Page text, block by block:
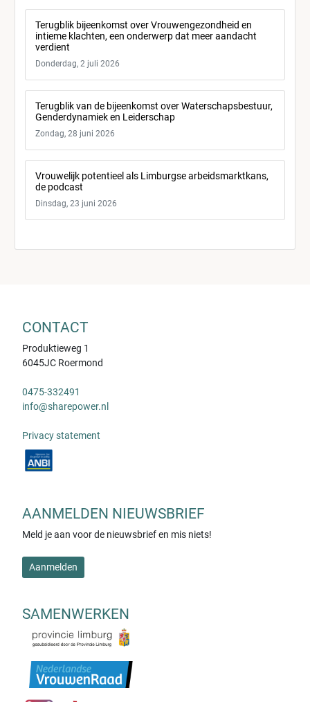
Terugblik bijeenkomst over Vrouwengezondheid en
intieme klachten, een onderwerp dat meer aandacht
verdient
Donderdag, 2 juli 2026
Terugblik van de bijeenkomst over Waterschapsbestuur,
Genderdynamiek en Leiderschap
Zondag, 28 juni 2026
Vrouwelijk potentieel als Limburgse arbeidsmarktkans,
de podcast
Dinsdag, 23 juni 2026
CONTACT
Produktieweg 1
6045JC Roermond
0475-332491
info@sharepower.nl
Privacy statement
AANMELDEN NIEUWSBRIEF
Meld je aan voor de nieuwsbrief en mis niets!
Aanmelden
SAMENWERKEN